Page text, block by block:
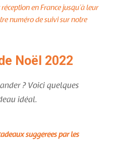
en France jusqu’à leur
numéro de suivi sur notre
Noël 2022
? Voici quelques
idéal.
suggérées par les